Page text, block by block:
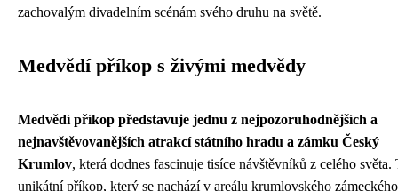
zachovalým divadelním scénám svého druhu na světě.
Medvědí příkop s živými medvědy
Medvědí příkop představuje jednu z nejpozoruhodnějších a
nejnavštěvovanějších atrakcí státního hradu a zámku Český
Krumlov, která dodnes fascinuje tisíce návštěvníků z celého světa.
unikátní příkop, který se nachází v areálu krumlovského zámeckého